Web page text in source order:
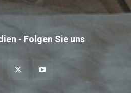
- Folgen Sie uns